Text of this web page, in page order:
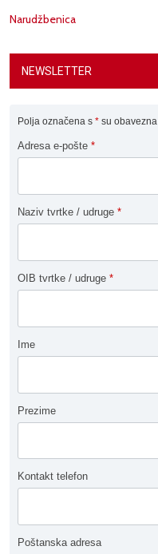
Narudžbenica
NEWSLETTER
Polja označena s * su obavezna
Adresa e-pošte *
Naziv tvrtke / udruge *
OIB tvrtke / udruge *
Ime
Prezime
Kontakt telefon
Poštanska adresa